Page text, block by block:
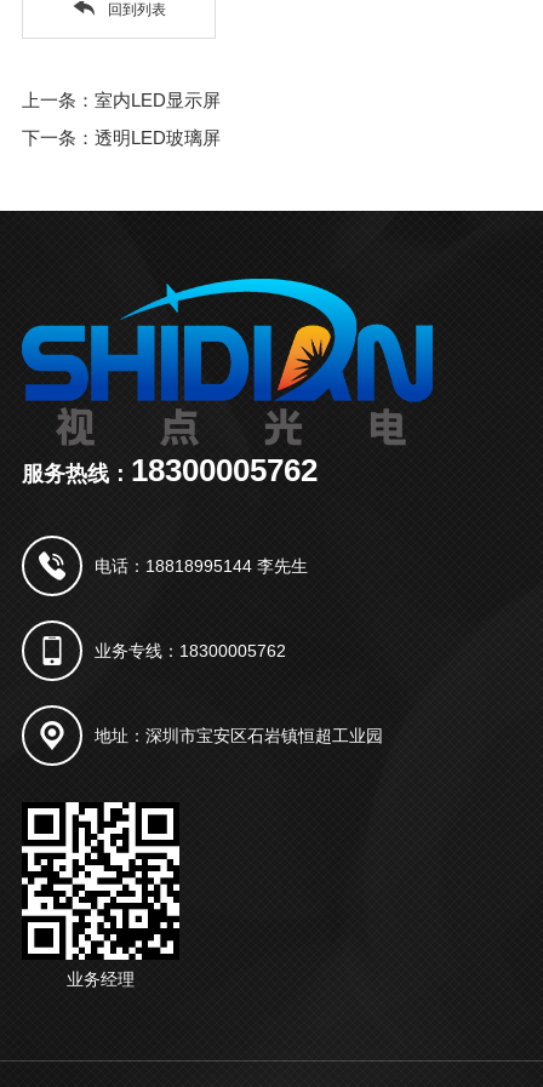
回到列表
上一条：室内LED显示屏
下一条：透明LED玻璃屏
服务热线： 18300005762
电话：18818995144 李先生
业务专线：18300005762
地址：深圳市宝安区石岩镇恒超工业园
业务经理